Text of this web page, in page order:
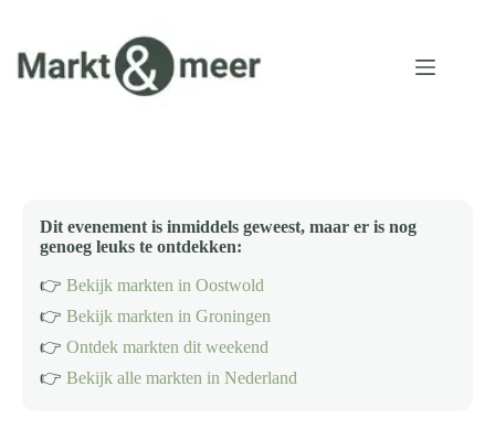
inhoud
Dit evenement is inmiddels geweest, maar er is nog
genoeg leuks te ontdekken:
👉 Bekijk markten in Oostwold
👉 Bekijk markten in Groningen
👉 Ontdek markten dit weekend
👉 Bekijk alle markten in Nederland